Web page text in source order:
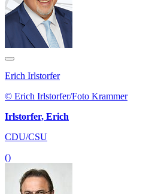
Erich Irlstorfer
© Erich Irlstorfer/Foto Krammer
Irlstorfer, Erich
CDU/CSU
()